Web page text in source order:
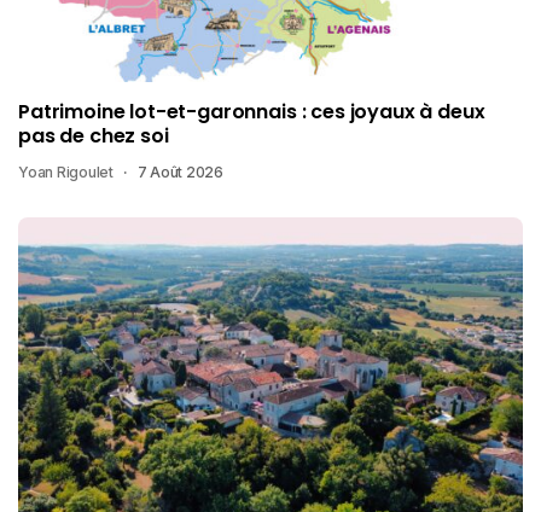
Patrimoine lot-et-garonnais : ces joyaux à deux
pas de chez soi
Yoan Rigoulet 7 Août 2026